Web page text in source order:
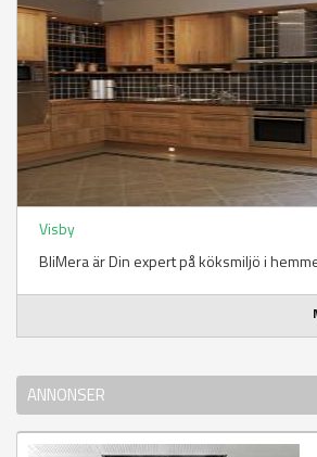
Visby
BliMera är Din expert på köksmiljö i
ANNONSER